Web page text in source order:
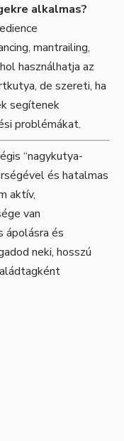
alkalmas?
mantrailing,
használhatja az
de szereti, ha
segítenek
problémákat.
“nagykutya-
és hatalmas
aktív,
van
ápolásra és
neki, hosszú